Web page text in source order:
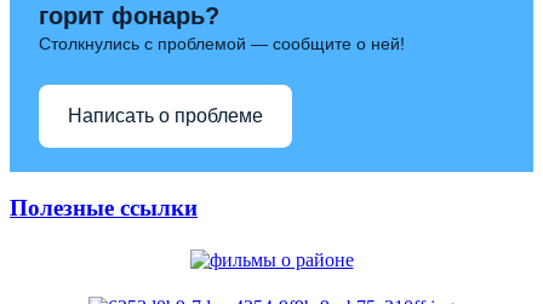
горит фонарь?
Столкнулись с проблемой — сообщите о ней!
Написать о проблеме
Полезные ссылки